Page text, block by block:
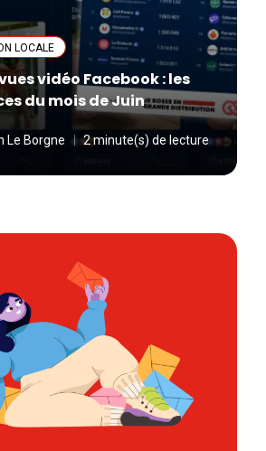
LOCALE
vidéo Facebook : les
du mois de Juin
Le Borgne 2 minute(s) de lecture